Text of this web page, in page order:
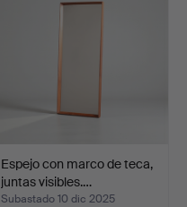
Espejo con marco de teca,
juntas visibles.…
Subastado 10 dic 2025